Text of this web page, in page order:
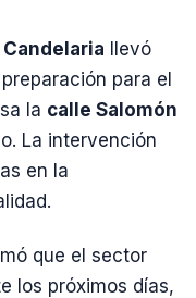
llevó
para el
la calle Salomón
La intervención
en la
que el sector
los próximos días,